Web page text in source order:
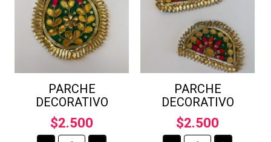
PARCHE
DECORATIVO
$2.500
PARCHE
PARCHE
DECORATIVO
$2.500
PARCHE